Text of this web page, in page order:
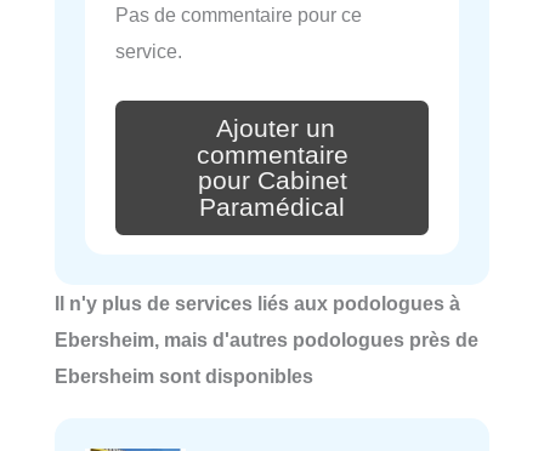
Pas de commentaire pour ce
service.
Ajouter un
commentaire
pour Cabinet
Paramédical
Il n'y plus de services liés aux podologues à
Ebersheim, mais d'autres podologues près de
Ebersheim sont disponibles